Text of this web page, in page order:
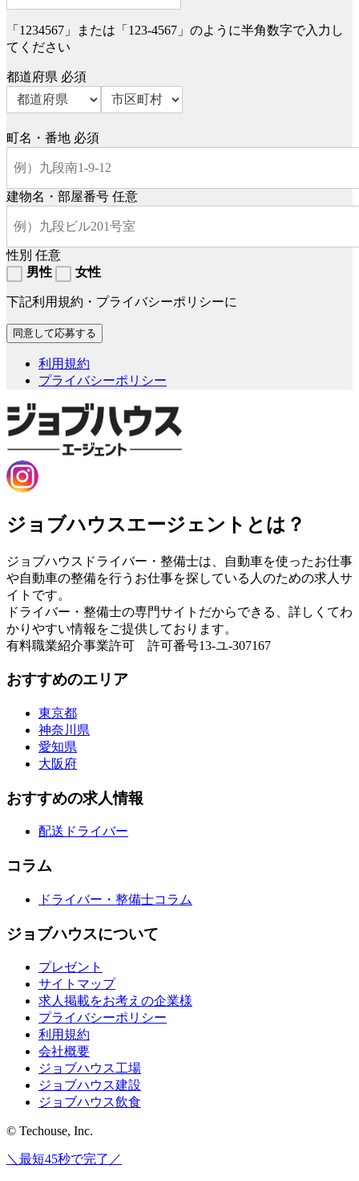
「1234567」または「123-4567」のように半角数字で入力し
てください
都道府県 必須
町名・番地 必須
建物名・部屋番号 任意
性別 任意
男性
女性
下記利用規約・プライバシーポリシーに
利用規約
プライバシーポリシー
ジョブハウスエージェントとは？
ジョブハウスドライバー・整備士は、自動車を使ったお仕事
や自動車の整備を行うお仕事を探している人のための求人サ
イトです。
ドライバー・整備士の専門サイトだからできる、詳しくてわ
かりやすい情報をご提供しております。
有料職業紹介事業許可 許可番号13-ユ-307167
おすすめのエリア
東京都
神奈川県
愛知県
大阪府
おすすめの求人情報
配送ドライバー
コラム
ドライバー・整備士コラム
ジョブハウスについて
プレゼント
サイトマップ
求人掲載をお考えの企業様
プライバシーポリシー
利用規約
会社概要
ジョブハウス工場
ジョブハウス建設
ジョブハウス飲食
© Techouse, Inc.
＼最短45秒で完了／